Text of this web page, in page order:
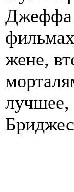
Джеффа
жене,
лучшее,